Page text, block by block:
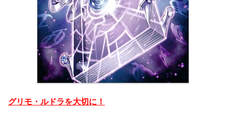
グリモ・ルドラを大切に！